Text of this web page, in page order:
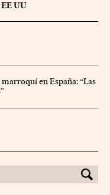
UU
en España: “Las